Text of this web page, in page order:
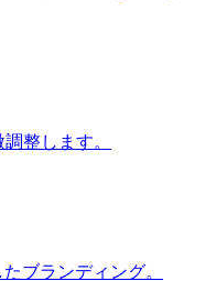
整します。
ブランディング。